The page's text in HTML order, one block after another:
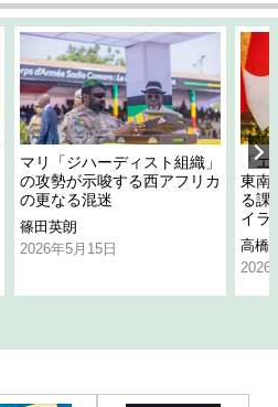
マリ「ジハーディスト組織」
の攻勢が示唆する西アフリカ
の更なる混迷
篠田英朗
2026年5月15日
「
東南
る課
イラ
高橋
2026